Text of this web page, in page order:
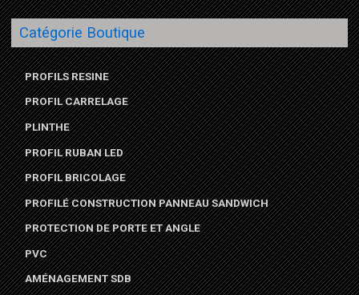
Catégorie Boutique
PROFILS RESINE
PROFIL CARRELAGE
PLINTHE
PROFIL RUBAN LED
PROFIL BRICOLAGE
PROFILÉ CONSTRUCTION PANNEAU SANDWICH
PROTECTION DE PORTE ET ANGLE
PVC
AMÉNAGEMENT SDB